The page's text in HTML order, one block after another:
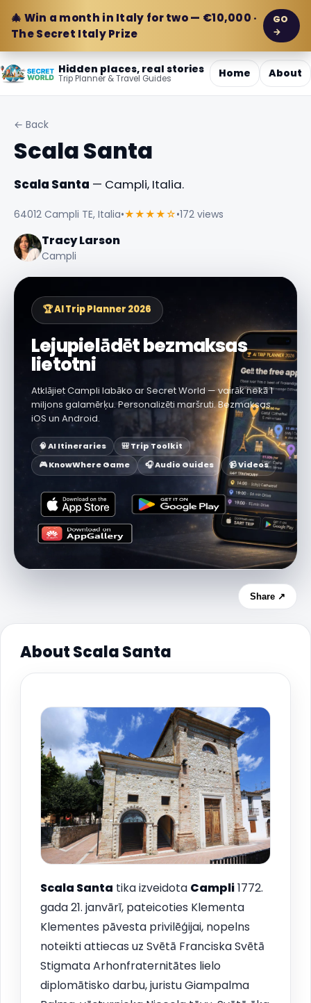
🎄 Win a month in Italy for two — €10,000 ·
The Secret Italy Prize
GO
→
Hidden places, real stories
Trip Planner & Travel Guides Home About
← Back
Scala Santa
Scala Santa — Campli, Italia.
64012 Campli TE, Italia•★★★★☆•172 views
Tracy Larson
Campli
🏆 AI Trip Planner 2026
Lejupielādēt bezmaksas
lietotni
Atklājiet Campli labāko ar Secret World — vairāk nekā 1
miljons galamērķu. Personalizēti maršruti. Bezmaksas
iOS un Android.
🧠 AI Itineraries
🎒 Trip Toolkit
🎮 KnowWhere Game
🎧 Audio Guides 📹 Videos
Share ↗
About Scala Santa
Scala Santa tika izveidota Campli1772.
gada 21. janvārī, pateicoties Klementa
Klementes pāvesta privilēģijai, nopelns
noteikti attiecas uz Svētā Franciska Svētā
Stigmata Arhonfraternitātes lielo
diplomātisko darbu, juristu Giampalma